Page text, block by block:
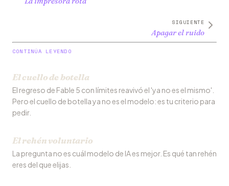
SIGUIENTE
Apagar el ruido
CONTINÚA LEYENDO
El cuello de botella
El regreso de Fable 5 con límites reavivó el 'ya no es el mismo'.
Pero el cuello de botella ya no es el modelo: es tu criterio para
pedir.
El rehén voluntario
La pregunta no es cuál modelo de IA es mejor. Es qué tan rehén
eres del que elijas.